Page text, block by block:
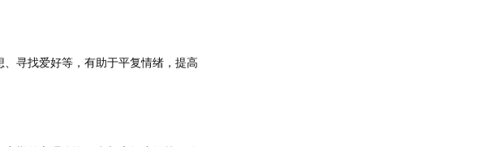
寻找爱好等，有助于平复情绪，提高